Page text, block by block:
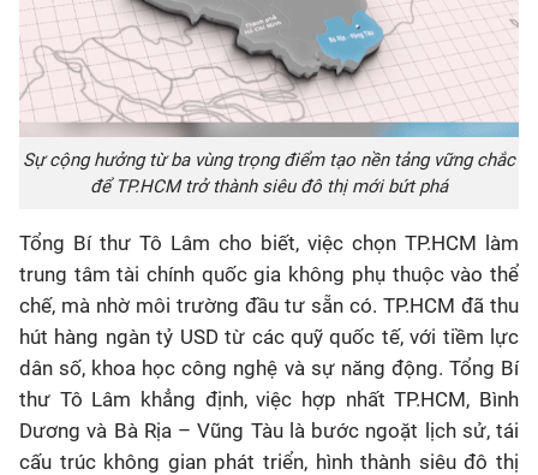
Sự cộng hưởng từ ba vùng trọng điểm tạo nền tảng vững chắc
để TP.HCM trở thành siêu đô thị mới bứt phá
Tổng Bí thư Tô Lâm cho biết, việc chọn TP.HCM làm
trung tâm tài chính quốc gia không phụ thuộc vào thể
chế, mà nhờ môi trường đầu tư sẵn có. TP.HCM đã thu
hút hàng ngàn tỷ USD từ các quỹ quốc tế, với tiềm lực
dân số, khoa học công nghệ và sự năng động. Tổng Bí
thư Tô Lâm khẳng định, việc hợp nhất TP.HCM, Bình
Dương và Bà Rịa – Vũng Tàu là bước ngoặt lịch sử, tái
cấu trúc không gian phát triển, hình thành siêu đô thị